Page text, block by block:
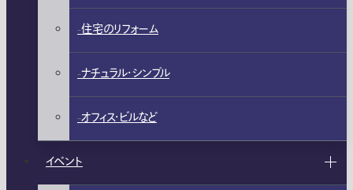
住宅のリフォーム
ナチュラル・シンプル
オフィス・ビルなど
イベント